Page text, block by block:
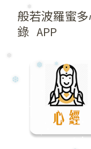
般若波羅蜜
錄 APP
❄
❆
❅